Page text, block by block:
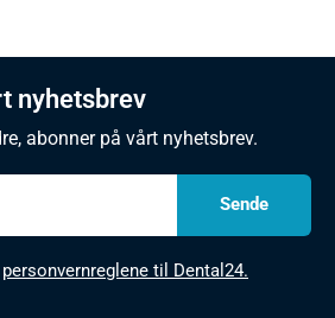
nyhetsbrev
abonner på vårt nyhetsbrev.
personvernreglene til Dental24.